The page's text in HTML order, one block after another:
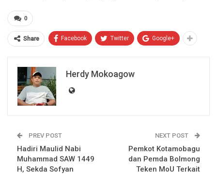
0
Share Facebook Twitter Google+
Herdy Mokoagow
PREV POST
Hadiri Maulid Nabi
Muhammad SAW 1449
H, Sekda Sofyan
NEXT POST
Pemkot Kotamobagu
dan Pemda Bolmong
Teken MoU Terkait